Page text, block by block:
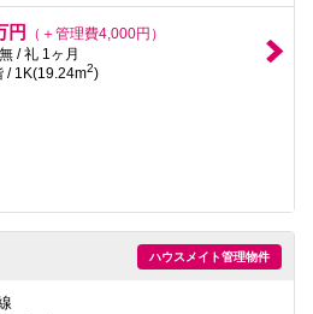
円
（＋管理費4,000円）
/ 礼 1ヶ月
/ 1K(19.24m2)
ハウスメイト管理物件